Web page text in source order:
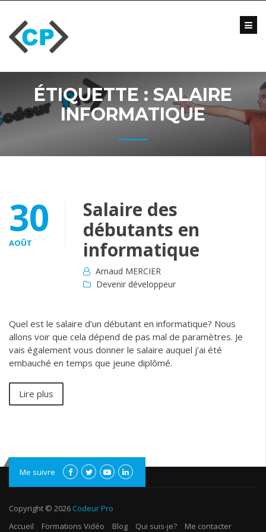
Blog
Vidéo
Formations
Entreprise
je
contacter
content
ÉTIQUETTE : SALAIRE
INFORMATIQUE
30
AOÛT
Salaire des
débutants en
informatique
Arnaud MERCIER
Devenir développeur
Quel est le salaire d’un débutant en informatique? Nous
allons voir que cela dépend de pas mal de paramètres. Je
vais également vous donner le salaire auquel j’ai été
embauché en temps que jeune diplômé.
Lire plus
Me suivre
Copyright © 2026Codeur Pro
Accueil
Formations Vidéo Blog Qui suis-je? Me contacter